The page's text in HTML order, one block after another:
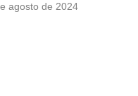
agosto de 2024